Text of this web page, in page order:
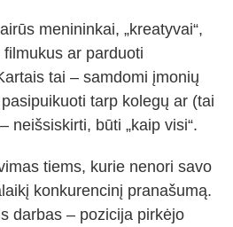
menininkai, „kreatyvai“,
ar parduoti
tai – samdomi įmonių
tarp kolegų ar (tai
neišsiskirti, būti „kaip visi“.
tiems, kurie nenori savo
konkurencinį pranašumą.
darbas – pozicija pirkėjo